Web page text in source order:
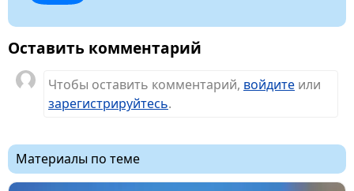
Оставить комментарий
Чтобы оставить комментарий, войдите или
зарегистрируйтесь.
Материалы по теме